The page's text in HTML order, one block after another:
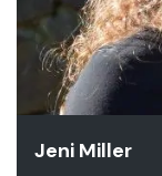
Jeni Miller